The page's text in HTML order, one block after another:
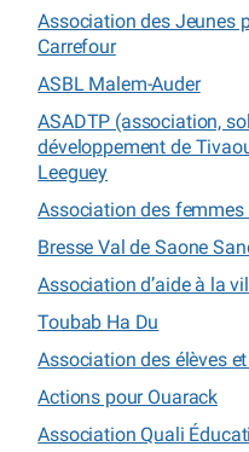
Association des Jeunes
Carrefour
ASBL Malem-Auder
ASADTP (association,
développement de
Leeguey
Association des femmes
Bresse Val de Saone
Association d’aide à la
Toubab Ha Du
Association des élèves
Actions pour Ouarack
Association Quali